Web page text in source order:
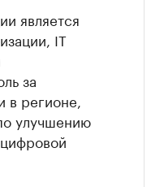
является
IT
за
регионе,
улучшению